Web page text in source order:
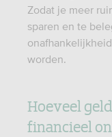
Zodat je meer
sparen en te
worden.
Hoeveel
financieel